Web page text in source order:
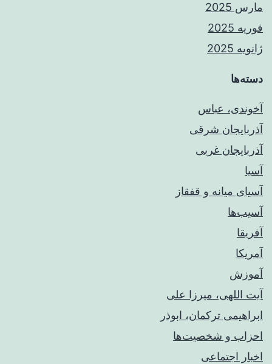
مارس 2025
فوریه 2025
ژانویه 2025
دسته‌ها
آخوندی، عباس
آذربایجان شرقی
آذربایجان غربی
آسیا
آسیای میانه و قفقاز
آسیب‌ها
آفریقا
آمریکا
آموزش
آیت اللهی، میرزا علی
ابراهیمی ترکمان، ابوذر
احزاب و شخصیت‌ها
اخبار اجتماعی